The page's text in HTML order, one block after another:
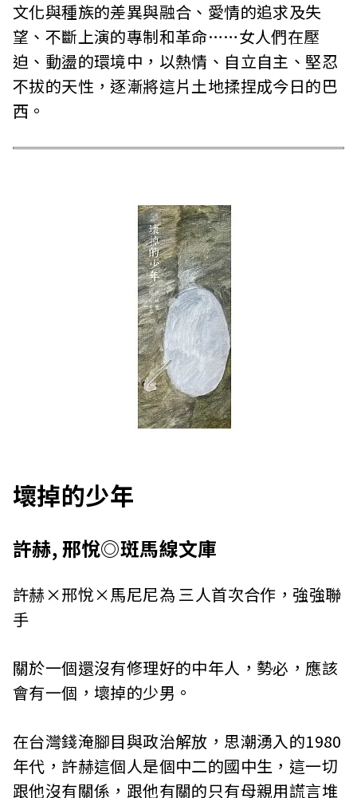
文化與種族的差異與融合、愛情的追求及失
望、不斷上演的專制和革命……女人們在壓
迫、動盪的環境中，以熱情、自立自主、堅忍
不拔的天性，逐漸將這片土地揉捏成今日的巴
西。
壞掉的少年
許赫, 邢悅◎斑馬線文庫
許赫×邢悅×馬尼尼為 三人首次合作，強強聯
手
關於一個還沒有修理好的中年人，勢必，應該
會有一個，壞掉的少男。
在台灣錢淹腳目與政治解放，思潮湧入的1980
年代，許赫這個人是個中二的國中生，這一切
跟他沒有關係，跟他有關的只有母親用謊言堆